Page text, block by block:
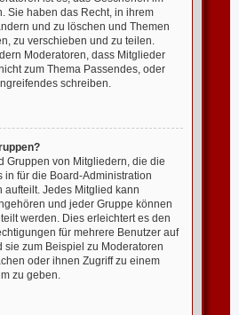
Sie haben das Recht, in ihrem
und zu löschen und Themen
zu verschieben und zu teilen.
Moderatoren, dass Mitglieder
zum Thema Passendes, oder
schreiben.
Gruppen von Mitgliedern, die die
in für die Board-Administration
aufteilt. Jedes Mitglied kann
und jeder Gruppe können
werden. Dies erleichtert es den
für mehrere Benutzer auf
sie zum Beispiel zu Moderatoren
oder ihnen Zugriff zu einem
zu geben.